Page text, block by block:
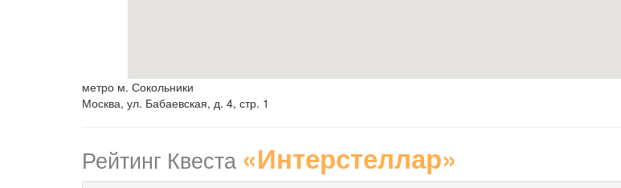
метро м. Сокольники
Москва, ул. Бабаевская, д. 4, стр. 1
Рейтинг Квеста «Интерстеллар»